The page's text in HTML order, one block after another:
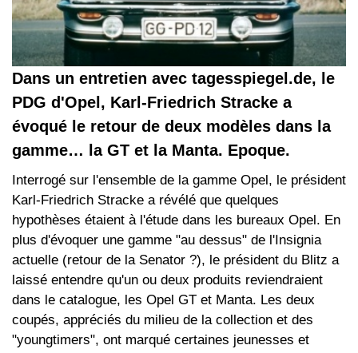
Dans un entretien avec tagesspiegel.de, le
PDG d'Opel, Karl-Friedrich Stracke a
évoqué le retour de deux modèles dans la
gamme… la GT et la Manta. Epoque.
Interrogé sur l'ensemble de la gamme Opel, le président
Karl-Friedrich Stracke a révélé que quelques
hypothèses étaient à l'étude dans les bureaux Opel. En
plus d'évoquer une gamme "au dessus" de l'Insignia
actuelle (retour de la Senator ?), le président du Blitz a
laissé entendre qu'un ou deux produits reviendraient
dans le catalogue, les Opel GT et Manta. Les deux
coupés, appréciés du milieu de la collection et des
"youngtimers", ont marqué certaines jeunesses et